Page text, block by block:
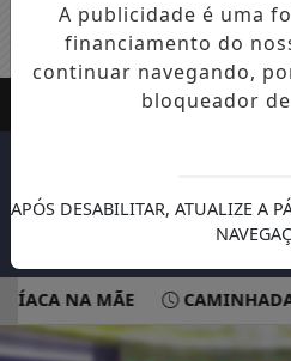
NA MÃE CAMINHADAS
EM ALTA
A publicidade é uma
financiamento do
continuar navegando,
bloqueador
APÓS DESABILITAR, ATUALIZE A